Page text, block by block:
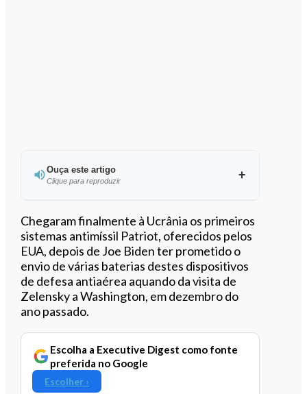
Ouça este artigo
Clique para reproduzir
Ouvir este artigo
Chegaram finalmente à Ucrânia os primeiros
sistemas antimíssil Patriot, oferecidos pelos
EUA, depois de Joe Biden ter prometido o
envio de várias baterias destes dispositivos
de defesa antiaérea aquando da visita de
Zelensky a Washington, em dezembro do
ano passado.
Escolha a Executive Digest como fonte
preferida no Google
Escolher ›